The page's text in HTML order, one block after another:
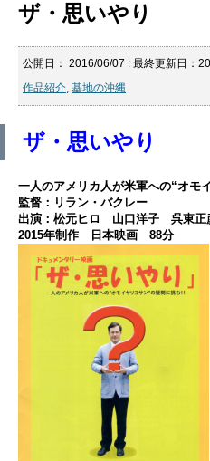
ザ・思いやり
公開日： 2016/06/07 : 最終更新日：
作品紹介, 基地の沖縄
ザ・思いやり
一人のアメリカ人が米軍への“オモ
監督：リラン・バクレー
出演：松元ヒロ 山口洋子 呉東正
2015年制作 日本映画 88分